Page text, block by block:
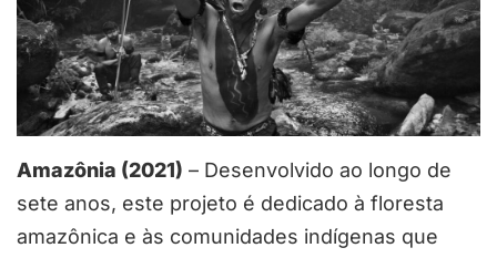
Amazônia (2021) – Desenvolvido ao longo de
sete anos, este projeto é dedicado à floresta
amazônica e às comunidades indígenas que